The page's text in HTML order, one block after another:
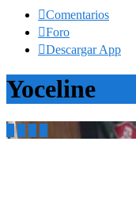
Comentarios
Foro
Descargar App
Yoceline